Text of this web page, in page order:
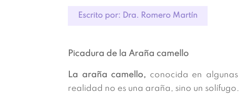
Escrito por: Dra. Romero Martín
Picadura de la Araña camello
La araña camello, conocida en
realidad no es una araña, sino un solífugo.